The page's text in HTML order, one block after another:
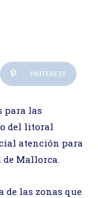
PINTEREST
para las
del litoral
atención para
Mallorca.
de las zonas que